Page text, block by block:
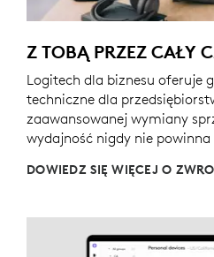
Z TOBĄ PRZEZ CAŁY
Logitech dla biznesu oferuje
techniczne dla
zaawansowanej wymiany
wydajność nigdy nie powinna
DOWIEDZ SIĘ WIĘCEJ O